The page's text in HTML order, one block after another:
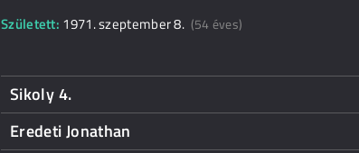
Született: 1971. szeptember 8. (54 éves)
Sikoly 4.
Eredeti Jonathan